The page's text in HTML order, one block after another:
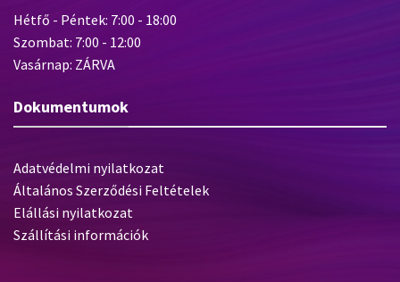
Hétfő - Péntek: 7:00 - 18:00
Szombat: 7:00 - 12:00
Vasárnap: ZÁRVA
Dokumentumok
Adatvédelmi nyilatkozat
Általános Szerződési Feltételek
Elállási nyilatkozat
Szállítási információk